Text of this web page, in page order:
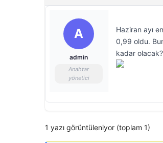
A
admin
Anahtar
yönetici
Haziran ayı
0,99 oldu.
kadar olacak?
1 yazı görüntüleniyor (toplam 1)